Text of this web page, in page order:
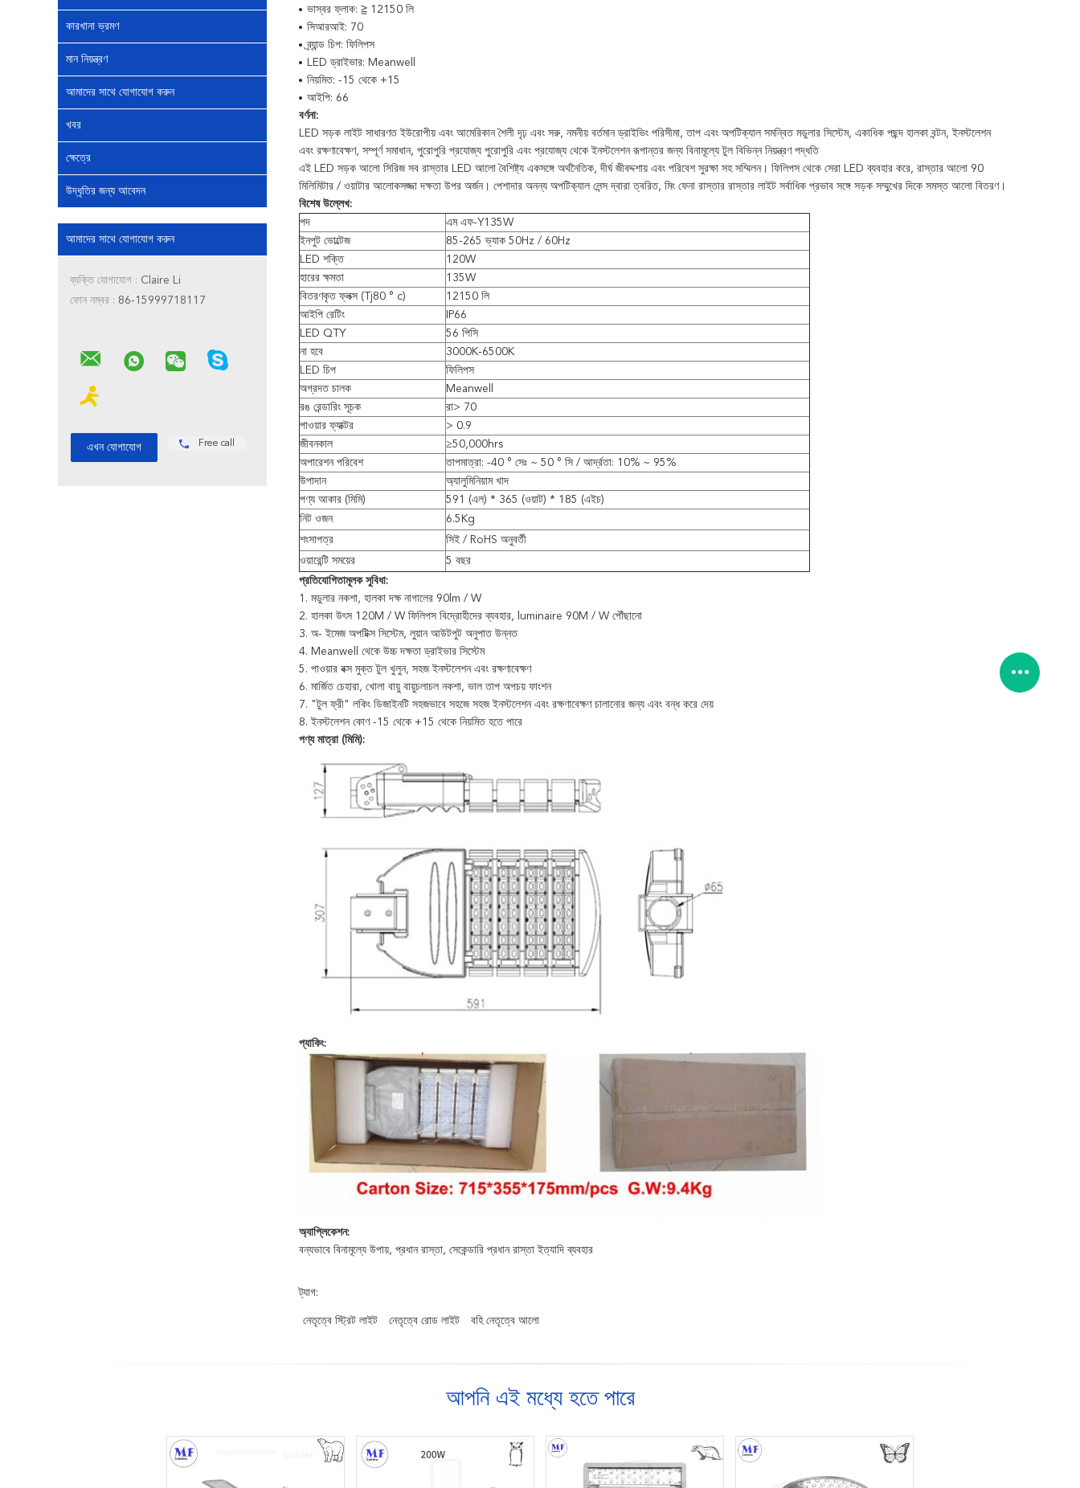
কারখানা ভ্রমণ
মান নিয়ন্ত্রণ
আমাদের সাথে যোগাযোগ করুন
খবর
ক্ষেত্রে
উদ্ধৃতির জন্য আবেদন
আমাদের সাথে যোগাযোগ করুন
ব্যক্তি যোগাযোগ : Claire Li
ফোন নম্বর : 86-15999718117
Free call
ভাস্বর ফ্লাক: ≧ 12150 লি
সিআরআই: 70
ব্র্যান্ড চিপ: ফিলিপস
LED ড্রাইভার: Meanwell
নিয়মিত: -15 থেকে +15
আইপি: 66
বর্ণনা:
LED সড়ক লাইট সাধারণত ইউরোপীয় এবং আমেরিকান শৈলী দৃঢ় এবং সরু, নমনীয় বর্তমান ড্রাইভিং পরিসীমা, তাপ এবং অপটিক্যাল সমন্বিত মডুলার সিস্টেম, একাধিক পছন্দ হালকা বন্টন, ইনস্টলেশন
এবং রক্ষণাবেক্ষণ, সম্পূর্ণ সমাধান, পুরোপুরি প্রযোজ্য পুরোপুরি এবং প্রযোজ্য থেকে ইনস্টলেশন রূপান্তর জন্য বিনামূল্যে টুল বিভিন্ন নিয়ন্ত্রণ পদ্ধতি
এই LED সড়ক আলো সিরিজ সব রাস্তার LED আলো বৈশিষ্ট্য একসঙ্গে অর্থনৈতিক, দীর্ঘ জীবদ্দশায় এবং পরিবেশ সুরক্ষা সহ সম্মিলন। ফিলিপস থেকে সেরা LED ব্যবহার করে, রাস্তার আলো 90
মিলিমিটার / ওয়াটার আলোকসজ্জা দক্ষতা উপর অর্জন। পেশাদার অনন্য অপটিক্যাল লেন্স দ্বারা ত্বরিত, মিং ফেনা রাস্তার রাস্তার লাইট সর্বাধিক প্রভাব সঙ্গে সড়ক সম্মুখের দিকে সমস্ত আলো বিতরণ।
বিশেষ উল্লেখ:
পদ
এম এফ-Y135W
ইনপুট ভোল্টেজ
85-265 ভ্যাক 50Hz / 60Hz
LED শক্তি
120W
হারের ক্ষমতা
135W
বিতরণকৃত ফ্লক্স (Tj80 ° c)
12150 লি
আইপি রেটিং
IP66
LED QTY
56 পিসি
না হবে
3000K-6500K
LED চিপ
ফিলিপস
অগ্রদত চালক
Meanwell
রঙ রেন্ডারিং সূচক
রা> 70
পাওয়ার ফ্যাক্টর
> 0.9
জীবনকাল
≥50,000hrs
অপারেশন পরিবেশ
তাপমাত্রা: -40 ° সেঃ ~ 50 ° সি / আর্দ্রতা: 10% ~ 95%
উপাদান
অ্যালুমিনিয়াম খাদ
পণ্য আকার (মিমি)
591 (এল) * 365 (ওয়াট) * 185 (এইচ)
নিট ওজন
6.5Kg
শংসাপত্র
সিই / RoHS অনুবর্তী
ওয়ারেন্টি সময়ের
5 বছর
প্রতিযোগিতামূলক সুবিধা:
1. মডুলার নকশা, হালকা দক্ষ নাগালের 90lm / W
2. হালকা উৎস 120M / W ফিলিপস বিদ্রোহীদের ব্যবহার, luminaire 90M / W পৌঁছানো
3. অ- ইমেজ অপটিক্স সিস্টেম, লুয়ান আউটপুট অনুপাত উন্নত
4. Meanwell থেকে উচ্চ দক্ষতা ড্রাইভার সিস্টেম
5. পাওয়ার বক্স মুক্ত টুল খুলুন, সহজ ইনস্টলেশন এবং রক্ষণাবেক্ষণ
6. মার্জিত চেহারা, খোলা বায়ু বায়ুচলাচল নকশা, ভাল তাপ অপচয় ফাংশন
7. "টুল ফ্রী" লকিং ডিজাইনটি সহজভাবে সহজে সহজ ইনস্টলেশন এবং রক্ষণাবেক্ষণ চালানোর জন্য এবং বন্ধ করে দেয়
8. ইনস্টলেশন কোণ -15 থেকে +15 থেকে নিয়মিত হতে পারে
পণ্য মাত্রা (মিমি):
প্যাকিং:
অ্যাপ্লিকেশন:
বন্যভাবে বিনামূল্যে উপায়, প্রধান রাস্তা, সেকেন্ডারি প্রধান রাস্তা ইত্যাদি ব্যবহার
ট্যাগ:
নেতৃত্বে স্ট্রিট লাইট নেতৃত্বে রোড লাইট বহি নেতৃত্বে আলো
আপনি এই মধ্যে হতে পারে